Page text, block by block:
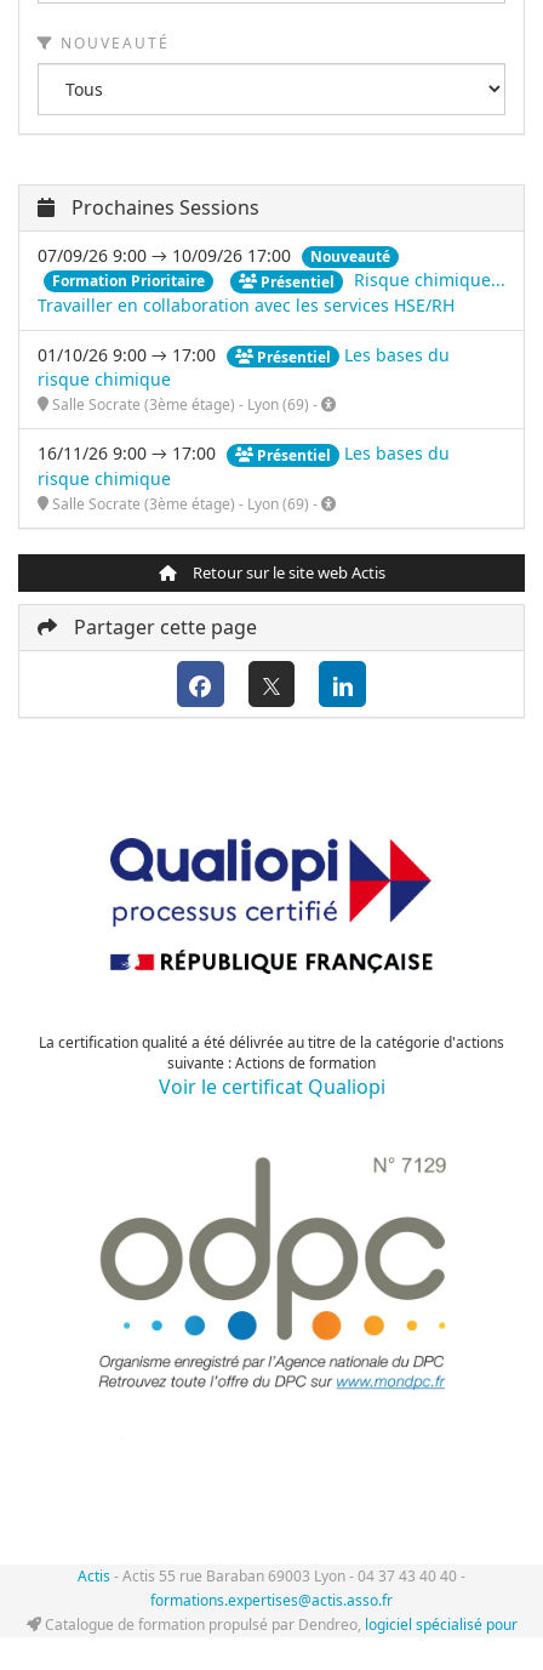
NOUVEAUTÉ
Prochaines Sessions
07/09/26 9:00 → 10/09/26 17:00
Nouveauté
Formation Prioritaire
Présentiel
Risque chimique...
Travailler en collaboration avec les services HSE/RH
01/10/26 9:00 → 17:00 Présentiel
Les bases du
risque chimique
Salle Socrate (3ème étage) - Lyon (69) -
16/11/26 9:00 → 17:00 Présentiel
Les bases du
risque chimique
Salle Socrate (3ème étage) - Lyon (69) -
Retour sur le site web Actis
Partager cette page
La certification qualité a été délivrée au titre de la catégorie d'actions
suivante : Actions de formation
Voir le certificat Qualiopi
Actis- Actis 55 rue Baraban 69003 Lyon - 04 37 43 40 40 -
formations.expertises@actis.asso.fr
Catalogue de formation propulsé par Dendreo, logiciel spécialisé pour